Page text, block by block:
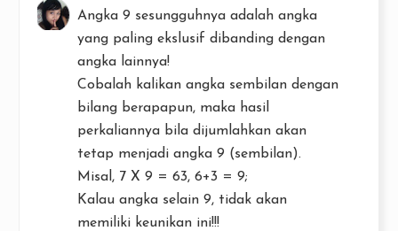
Angka 9 sesungguhnya adalah angka
yang paling ekslusif dibanding dengan
angka lainnya!
Cobalah kalikan angka sembilan dengan
bilang berapapun, maka hasil
perkaliannya bila dijumlahkan akan
tetap menjadi angka 9 (sembilan).
Misal, 7 X 9 = 63, 6+3 = 9;
Kalau angka selain 9, tidak akan
memiliki keunikan ini!!!